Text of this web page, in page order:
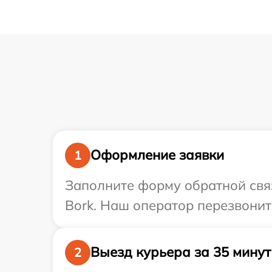
1
Оформление заявки
Заполните форму обратной
Bork. Наш оператор
2 Выезд курьера за 35 минут